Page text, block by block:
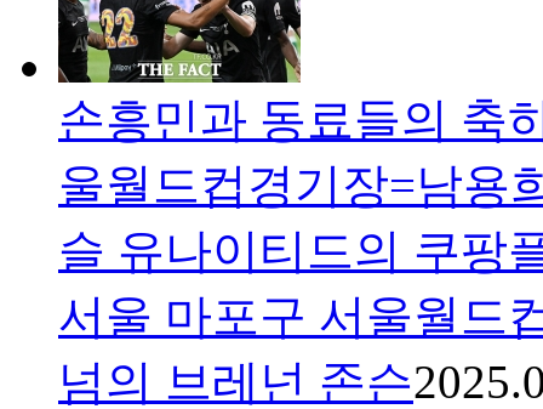
손흥민과 동료들의 축
울월드컵경기장=남용
슬 유나이티드의 쿠팡
서울 마포구 서울월드
넘의 브레넌 존슨